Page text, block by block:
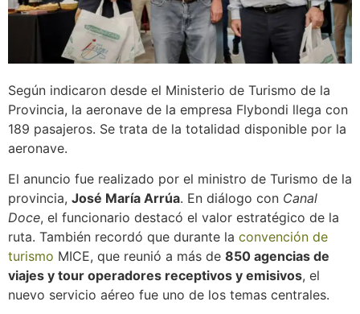
Según indicaron desde el Ministerio de Turismo de la
Provincia, la aeronave de la empresa Flybondi llega con
189 pasajeros. Se trata de la totalidad disponible por la
aeronave.
El anuncio fue realizado por el ministro de Turismo de la
provincia, José María Arrúa. En diálogo con Canal
Doce, el funcionario destacó el valor estratégico de la
ruta. También recordó que durante la convención de
turismo MICE, que reunió a más de 850 agencias de
viajes y tour operadores receptivos y emisivos, el
nuevo servicio aéreo fue uno de los temas centrales.